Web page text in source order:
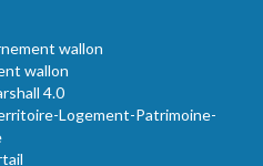
wallon
wallon
4.0
Logement-Patrimoine-